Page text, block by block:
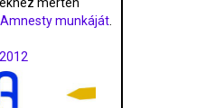
mérten
Amnesty munkáját.